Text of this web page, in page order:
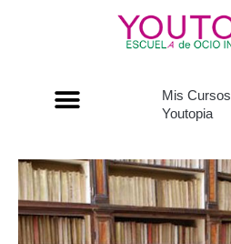
Mis Cursos
Youtopia